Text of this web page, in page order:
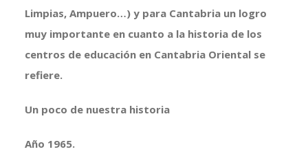
Limpias, Ampuero…) y para Cantabria un logro
muy importante en cuanto a la historia de los
centros de educación en Cantabria Oriental se
refiere.
Un poco de nuestra historia
Año 1965.